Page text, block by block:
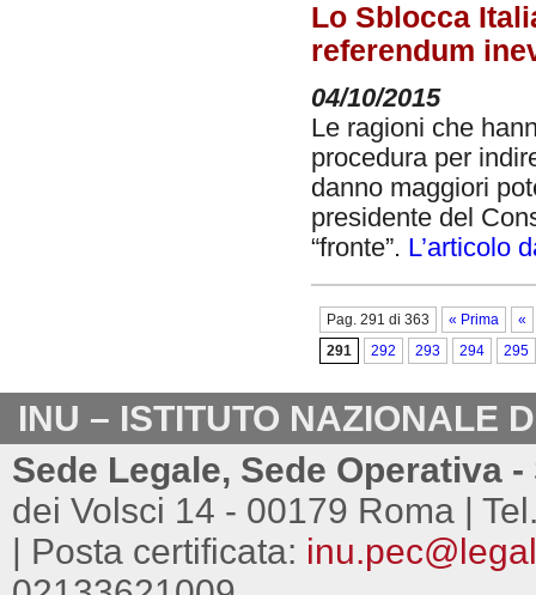
Lo Sblocca
referendum
04/10/2015
Le ragioni che
procedura per
danno maggiori
presidente del
“fronte”. L’articolo
Pag. 291 di 363 « Prima
«
291
292 293 294 295
INU – ISTITUTO NAZIONALE
Sede Legale, Sede Operativa
dei Volsci 14 - 00179 Roma |
| Posta certificata: